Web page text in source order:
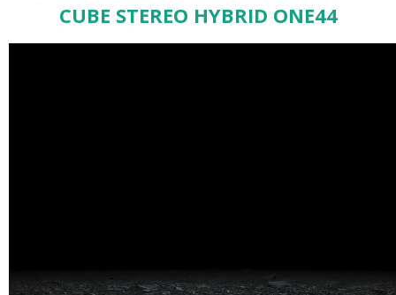
CUBE STEREO HYBRID ONE44